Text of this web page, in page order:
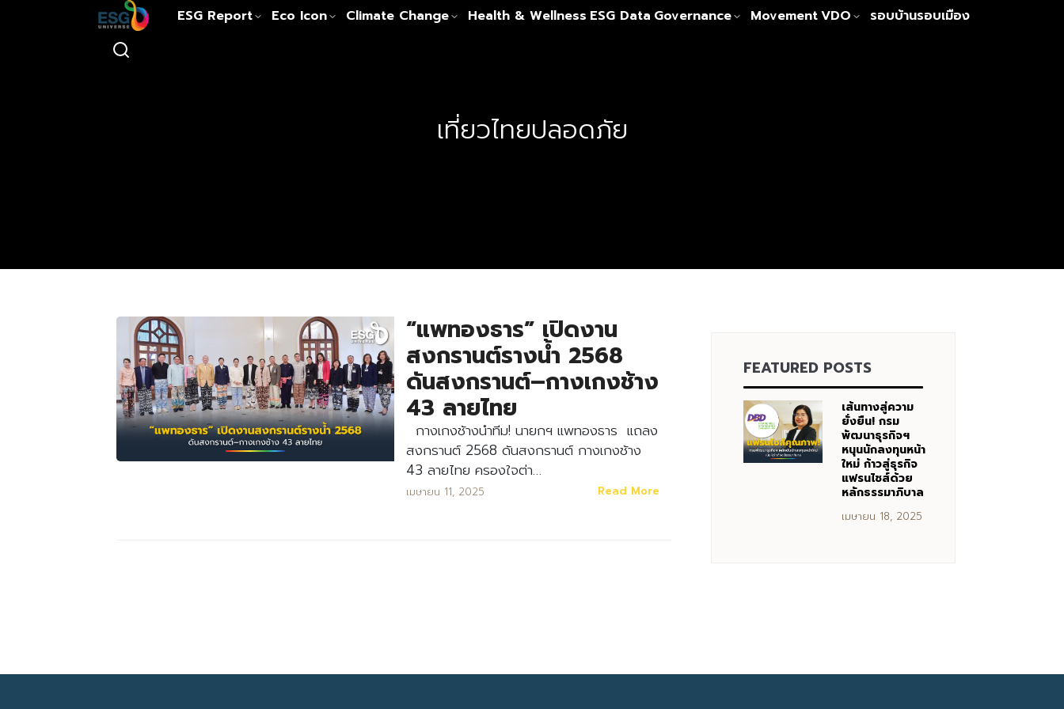
ESG Report Eco Icon Climate Change Health & Wellness ESG Data Governance MovementVDO รอบบ้านรอบเมือง
Search
Search
เที่ยวไทยปลอดภัย
“แพทองธาร” เปิดงาน
สงกรานต์รางน้ำ 2568
ดันสงกรานต์–กางเกงช้าง
43 ลายไทย
กางเกงช้างนำทีม! นายกฯ แพทองธาร แถลง
สงกรานต์ 2568 ดันสงกรานต์ กางเกงช้าง
43 ลายไทย ครองใจต่า…
เมษายน 11, 2025 Read More
FEATURED POSTS
เส้นทางสู่ความ
ยั่งยืน! กรม
พัฒนาธุรกิจฯ
หนุนนักลงทุนหน้า
ใหม่ ก้าวสู่ธุรกิจ
แฟรนไชส์ด้วย
หลักธรรมาภิบาล
เมษายน 18, 2025